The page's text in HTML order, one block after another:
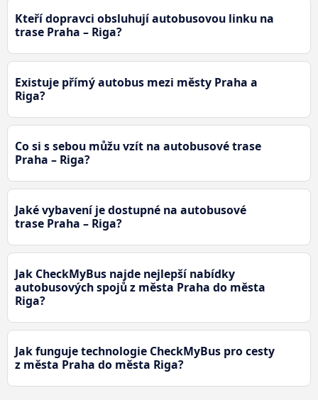
Kteří dopravci obsluhují autobusovou linku na
trase Praha – Riga?
Existuje přímý autobus mezi městy Praha a
Riga?
Co si s sebou můžu vzít na autobusové trase
Praha – Riga?
Jaké vybavení je dostupné na autobusové
trase Praha – Riga?
Jak CheckMyBus najde nejlepší nabídky
autobusových spojů z města Praha do města
Riga?
Jak funguje technologie CheckMyBus pro cesty
z města Praha do města Riga?